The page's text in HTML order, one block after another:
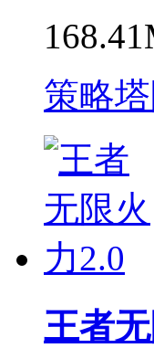
策略
王者